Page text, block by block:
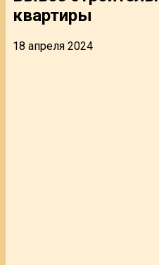
квартиры
18 апреля 2024